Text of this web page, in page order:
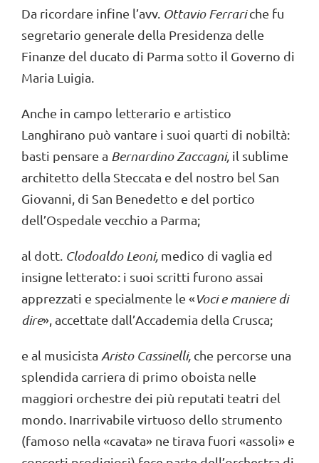
Da ricordare infine l’avv. Ottavio Ferrariche fu
segretario generale della Presidenza delle
Finanze del ducato di Parma sotto il Governo di
Maria Luigia.
Anche in campo letterario e artistico
Langhirano può vantare i suoi quarti di nobiltà:
basti pensare a Bernardino Zaccagni, il sublime
architetto della Steccata e del nostro bel San
Giovanni, di San Benedetto e del portico
dell’Ospedale vecchio a Parma;
al dott. Clodoaldo Leoni, medico di vaglia ed
insigne letterato: i suoi scritti furono assai
apprezzati e specialmente le «Voci e maniere di
dire», accettate dall’Accademia della Crusca;
e al musicista Aristo Cassinelli, che percorse una
splendida carriera di primo oboista nelle
maggiori orchestre dei più reputati teatri del
mondo. Inarrivabile virtuoso dello strumento
(famoso nella «cavata» ne tirava fuori «assoli» e